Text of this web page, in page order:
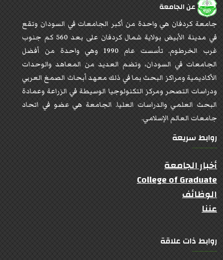
عن الجامعة
جامعة كردفان هي واحدة من أكبر الجامعات في السودان وتقع
في مدينة الأبيض بولاية شمال كردفان على بعد 560 كم جنوب
غرب الخرطوم. تأسست عام 1990 وهي واحدة من أفضل
الجامعات في السودان، وتضم العديد من المعاهد والوحدات
الأكاديمية ومراكز البحث بما في ذلك معهد أبحاث الصمغ العربي
ودراسات التصحر ومركز التكنولوجيا الوسيطة في الزراعة وعمادة
البحث العلمي والدراسات العليا. الجامعة هي عضو في اتحاد
جامعات العالم الإسلامي.
روابط سريعة
أخبار الجامعة
College of Graduate
الوظائف
عننا
روابط ذات علاقة